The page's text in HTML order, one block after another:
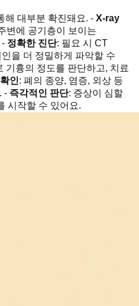
해 대부분 확진돼요. - X-ray
변에 공기층이 보이는
- 정확한 진단: 필요 시 CT
을 더 정밀하게 파악할 수
기흉의 정도를 판단하고, 치료
인: 폐의 종양, 염증, 외상 등
- 즉각적인 판단: 증상이 심할
시작할 수 있어요.